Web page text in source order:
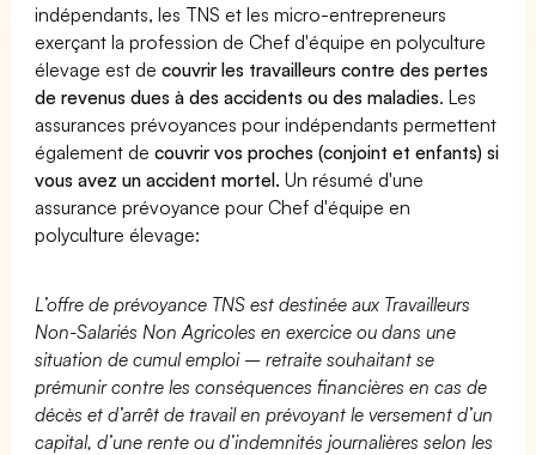
indépendants, les TNS et les micro-entrepreneurs
exerçant la profession de Chef d'équipe en polyculture
élevage est decouvrir les travailleurs contre des pertes
de revenus dues à des accidents ou des maladies. Les
assurances prévoyances pour indépendants permettent
également decouvrir vos proches (conjoint et enfants) si
vous avez un accident mortel. Un résumé d'une
assurance prévoyance pour Chef d'équipe en
polyculture élevage:
L’offre de prévoyance TNS est destinée aux Travailleurs
Non-Salariés Non Agricoles en exercice ou dans une
situation de cumul emploi – retraite souhaitant se
prémunir contre les conséquences financières en cas de
décès et d’arrêt de travail en prévoyant le versement d’un
capital, d’une rente ou d’indemnités journalières selon les